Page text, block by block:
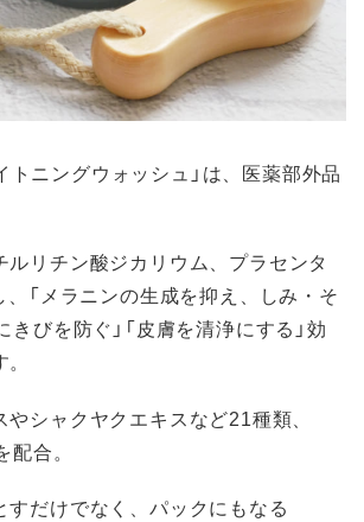
トニングウォッシュ」は、医薬部外品
ルリチン酸ジカリウム、プラセンタ
「メラニンの生成を抑え、しみ・そ
きびを防ぐ」「皮膚を清浄にする」効
シャクヤクエキスなど21種類、
合。
すだけでなく、パックにもなる